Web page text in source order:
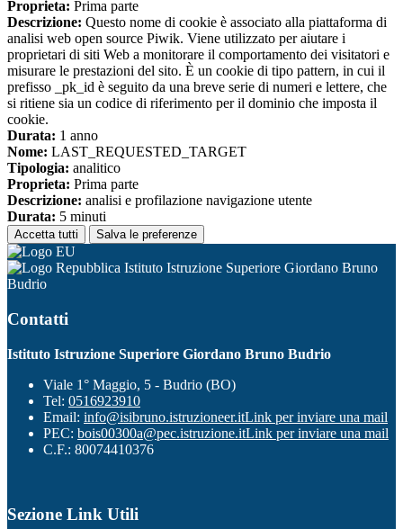
Proprieta: Prima parte
Descrizione: Questo nome di cookie è associato alla piattaforma di
analisi web open source Piwik. Viene utilizzato per aiutare i
proprietari di siti Web a monitorare il comportamento dei visitatori e
misurare le prestazioni del sito. È un cookie di tipo pattern, in cui il
prefisso _pk_id è seguito da una breve serie di numeri e lettere, che
si ritiene sia un codice di riferimento per il dominio che imposta il
cookie.
Durata: 1 anno
Nome: LAST_REQUESTED_TARGET
Tipologia: analitico
Proprieta: Prima parte
Descrizione: analisi e profilazione navigazione utente
Durata: 5 minuti
Accetta tutti Salva le preferenze
Istituto Istruzione Superiore Giordano Bruno
Budrio
Contatti
Istituto Istruzione Superiore Giordano Bruno Budrio
Viale 1° Maggio, 5 - Budrio (BO)
Tel: 0516923910
Email: info@isibruno.istruzioneer.itLink per inviare una mail
PEC: bois00300a@pec.istruzione.itLink per inviare una mail
C.F.: 80074410376
Sezione Link Utili